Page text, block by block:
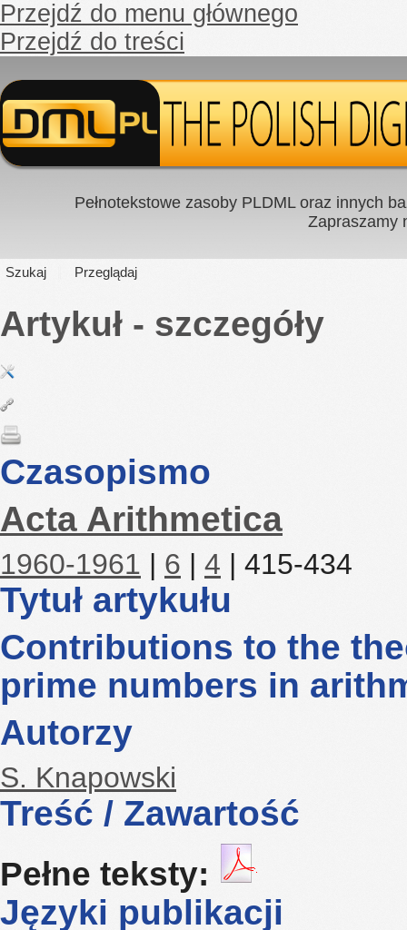
Przejdź do menu głównego
Przejdź do treści
Pełnotekstowe zasoby PLDML oraz innych
Zapraszamy
Szukaj Przeglądaj
Artykuł - szczegóły
Czasopismo
Acta Arithmetica
1960-1961 | 6 | 4 | 415-434
Tytuł artykułu
Contributions to the
prime numbers in
Autorzy
S. Knapowski
Treść / Zawartość
Pełne teksty:
Języki publikacji